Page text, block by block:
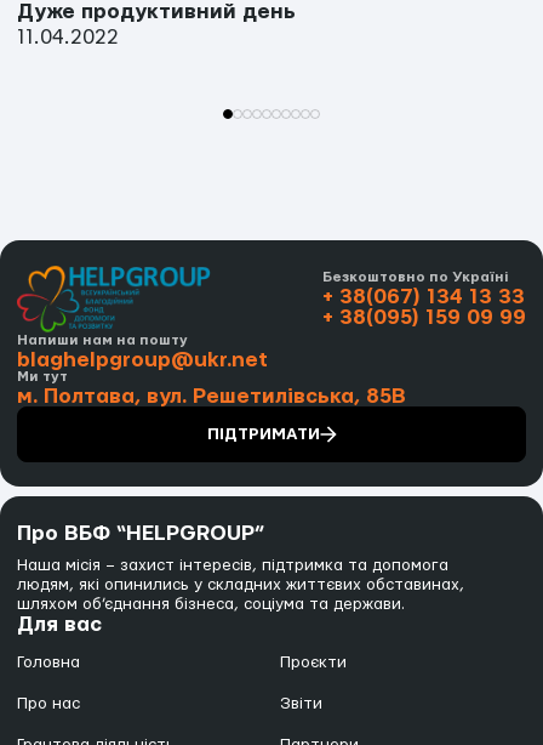
Дуже продуктивний день
11.04.2022
Безкоштовно по Україні
+ 38(067) 134 13 33
+ 38(095) 159 09 99
Напиши нам на пошту
blaghelpgroup@ukr.net
Ми тут
м. Полтава, вул. Решетилівська, 85В
ПІДТРИМАТИ
Про ВБФ “HELPGROUP”
Наша місія – захист інтересів, підтримка та допомога
людям, які опинились у складних життєвих обставинах,
шляхом об’єднання бізнеса, соціума та держави.
Для вас
Головна
Про нас
Проєкти
Звіти